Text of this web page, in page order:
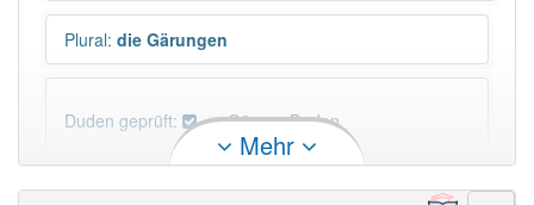
Plural: die Gärungen
Duden geprüft: Gärung Duden
Mehr